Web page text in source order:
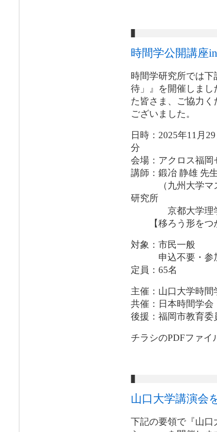
時間学公開講座
時間学研究所では
待」』を開催しま
た皆さま、ご協力
ございました。
日時：2025年11月
分
会場：アクロス福岡
講師：鍛冶 静雄 先
（九州大学マス
研究所
京都大学理学
【移ろう形をつ
対象：市民一般
申込不要・参
定員：65名
主催：山口大学時間
共催：日本時間学会
後援：福岡市教育委
チラシのPDFファイ
山口大学講演会
下記の要領で『山